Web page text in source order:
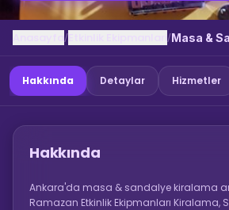
/ /Masa &
Hakkında Detaylar Hizmetler
Hakkında
Ankara'da masa & sandalye kiralama
Ramazan Etkinlik Ekipmanları Kiralama,